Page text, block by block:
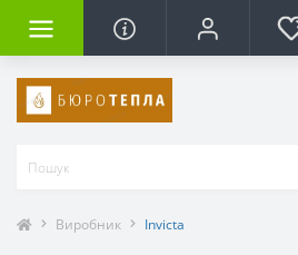
Виробник Invicta